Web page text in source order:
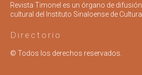
Revista Timonel es un órgano de difusión
cultural del Instituto Sinaloense de Cultura.
Directorio
© Todos los derechos reservados.